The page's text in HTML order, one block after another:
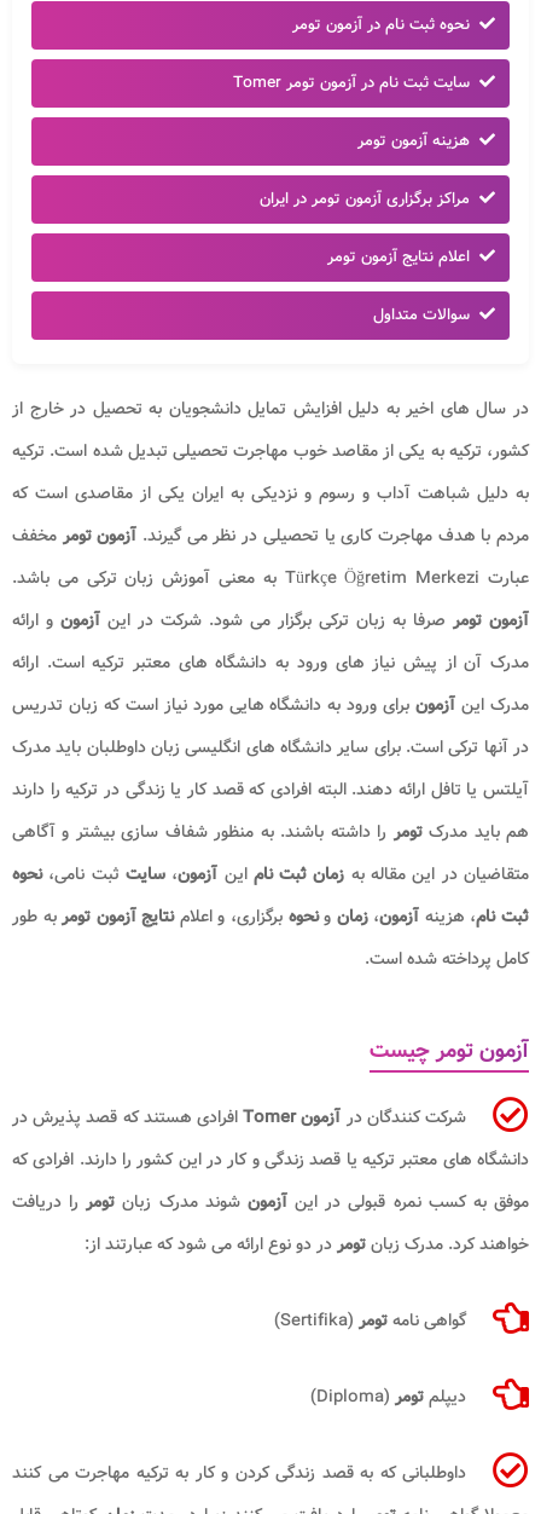
نحوه ثبت نام در آزمون تومر
سایت ثبت نام در آزمون تومر Tomer
هزینه آزمون تومر
مراکز برگزاری آزمون تومر در ایران
اعلام نتایج آزمون تومر
سوالات متداول
در سال های اخیر به دلیل افزایش تمایل دانشجویان به تحصیل در خارج از
کشور، ترکیه به یکی از مقاصد خوب مهاجرت تحصیلی تبدیل شده است. ترکیه
به دلیل شباهت آداب و رسوم و نزدیکی به ایران یکی از مقاصدی است که
مردم با هدف مهاجرت کاری یا تحصیلی در نظر می گیرند. آزمون تومرمخفف
عبارت Türkçe Öğretim Merkezi به معنی آموزش زبان ترکی می باشد.
آزمون تومر صرفا به زبان ترکی برگزار می شود. شرکت در این آزمون و ارائه
مدرک آن از پیش نیاز های ورود به دانشگاه های معتبر ترکیه است. ارائه
مدرک این آزمون برای ورود به دانشگاه هایی مورد نیاز است که زبان تدریس
در آنها ترکی است. برای سایر دانشگاه های انگلیسی زبان داوطلبان باید مدرک
آیلتس یا تافل ارائه دهند. البته افرادی که قصد کار یا زندگی در ترکیه را دارند
هم باید مدرکتومر را داشته باشند. به منظور شفاف سازی بیشتر و آگاهی
متقاضیان در این مقاله به زمان ثبت نام این آزمون،سایت ثبت نامی،نحوه
ثبت نام، هزینه آزمون،زمان ونحوه برگزاری، و اعلامنتایج آزمون تومربه طور
کامل پرداخته شده است.
آزمون تومر چیست
شرکت کنندگان در آزمون Tomer
افرادی هستند که قصد پذیرش در
دانشگاه های معتبر ترکیه یا قصد زندگی و کار در این کشور را دارند. افرادی که
موفق به کسب نمره قبولی در اینآزمونشوند مدرک زبان تومر را دریافت
خواهند کرد. مدرک زبانتومردر دو نوع ارائه می شود که عبارتند از:
گواهی نامهتومر(
Sertifika
)
دیپلمتومر(
Diploma
)
داوطلبانی که به قصد زندگی کردن و کار به ترکیه مهاجرت می کنند